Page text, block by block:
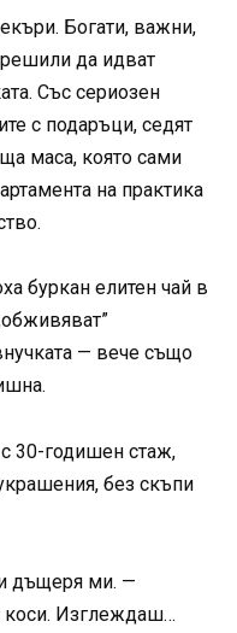
Богати, важни,
да идват
Със сериозен
с подаръци, седят
маса, която сами
на практика
буркан елитен чай в
— вече също
30-годишен стаж,
без скъпи
дъщеря ми. —
Изглеждаш…